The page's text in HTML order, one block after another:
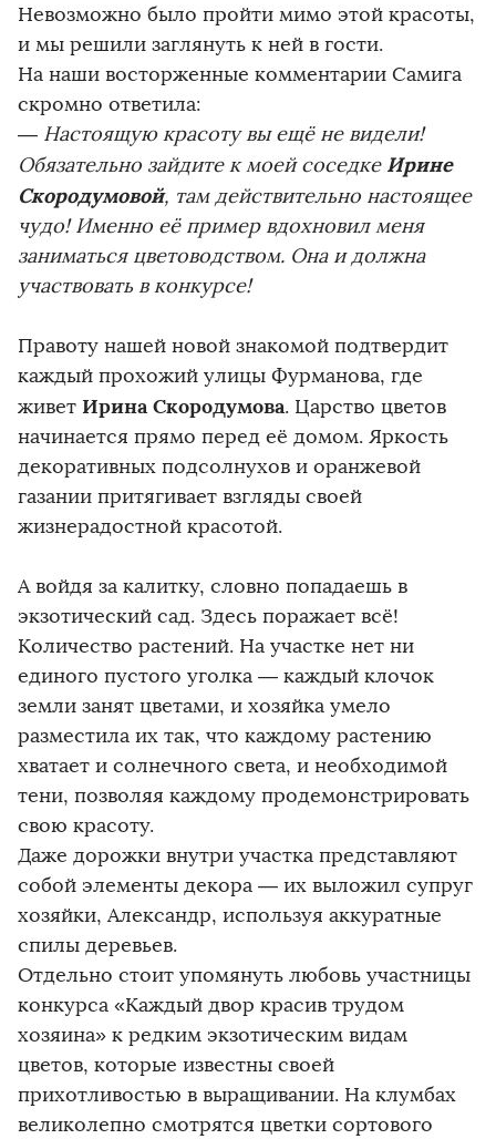
Невозможно было пройти мимо этой красоты,
и мы решили заглянуть к ней в гости.
На наши восторженные комментарии Самига
скромно ответила:
— Настоящую красоту вы ещё не видели!
Обязательно зайдите к моей соседке Ирине
Скородумовой, там действительно настоящее
чудо! Именно её пример вдохновил меня
заниматься цветоводством. Она и должна
участвовать в конкурсе!
Правоту нашей новой знакомой подтвердит
каждый прохожий улицы Фурманова, где
живет Ирина Скородумова. Царство цветов
начинается прямо перед её домом. Яркость
декоративных подсолнухов и оранжевой
газании притягивает взгляды своей
жизнерадостной красотой.
А войдя за калитку, словно попадаешь в
экзотический сад. Здесь поражает всё!
Количество растений. На участке нет ни
единого пустого уголка — каждый клочок
земли занят цветами, и хозяйка умело
разместила их так, что каждому растению
хватает и солнечного света, и необходимой
тени, позволяя каждому продемонстрировать
свою красоту.
Даже дорожки внутри участка представляют
собой элементы декора — их выложил супруг
хозяйки, Александр, используя аккуратные
спилы деревьев.
Отдельно стоит упомянуть любовь участницы
конкурса «Каждый двор красив трудом
хозяина» к редким экзотическим видам
цветов, которые известны своей
прихотливостью в выращивании. На клумбах
великолепно смотрятся цветки сортового